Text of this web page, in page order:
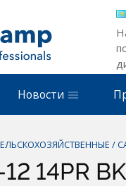
Новости
/
14PR